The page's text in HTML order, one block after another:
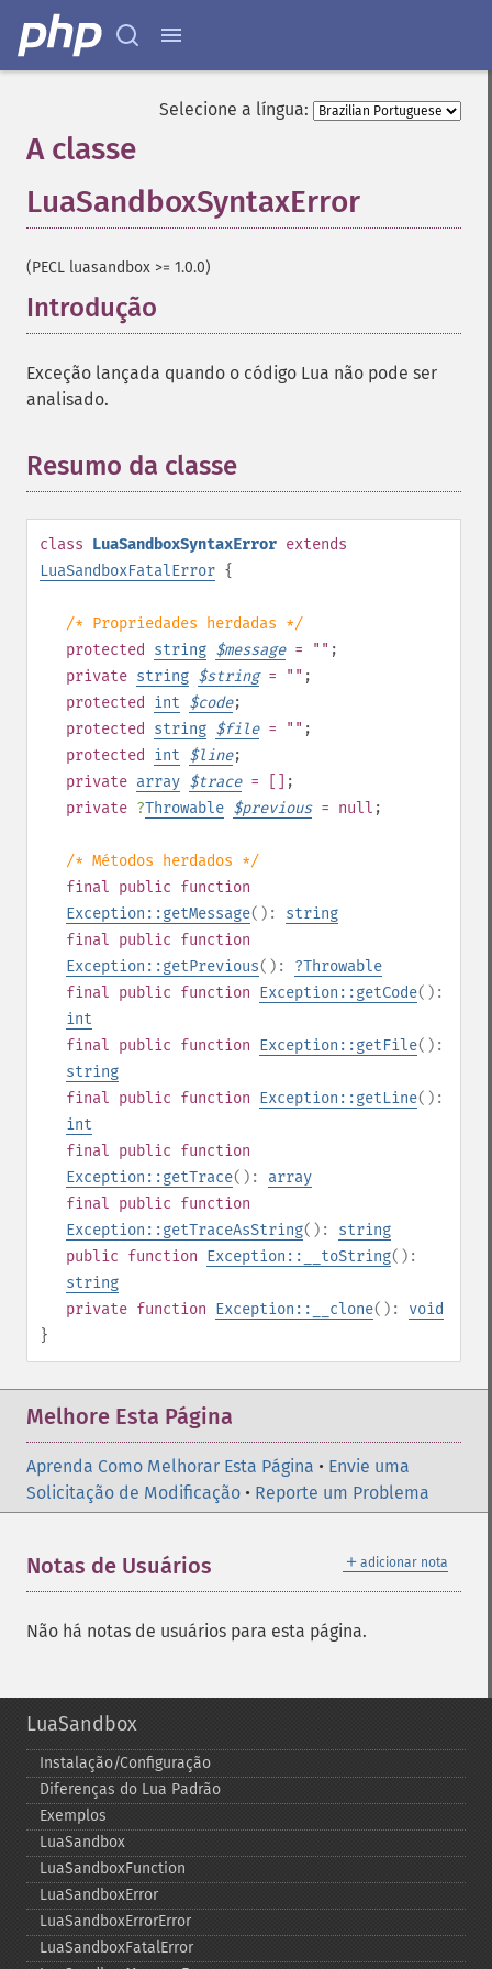
Selecione a língua:
A classe
LuaSandboxSyntaxError
(PECL luasandbox >= 1.0.0)
Introdução
Exceção lançada quando o código Lua não pode ser
analisado.
Resumo da classe
class LuaSandboxSyntaxError extends
LuaSandboxFatalError {
/* Propriedades herdadas */
protected
string $message= "" ;
private string $string= "" ;
protected
int $code;
protected
string $file= "" ;
protected
int $line;
private array $trace= []
;
private ?Throwable $previous= null ;
/* Métodos herdados */
final public function
Exception::getMessage(): string
final public function
Exception::getPrevious(): ?Throwable
final public function Exception::getCode():
int
final public function Exception::getFile():
string
final public function Exception::getLine():
int
final public function
Exception::getTrace(): array
final public function
Exception::getTraceAsString(): string
public function Exception::__toString():
string
private function Exception::__clone(): void
}
Melhore Esta Página
Aprenda Como Melhorar Esta Página • Envie uma
Solicitação de Modificação • Reporte um Problema
＋ adicionar nota
Notas de Usuários
Não há notas de usuários para esta página.
LuaSandbox
Instalação/Configuração
Diferenças do Lua Padrão
Exemplos
LuaSandbox
LuaSandboxFunction
LuaSandboxError
LuaSandboxErrorError
LuaSandboxFatalError